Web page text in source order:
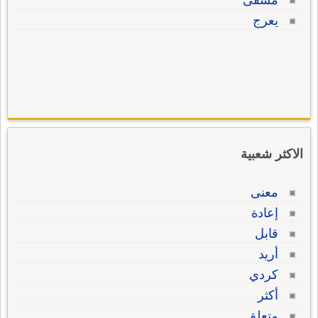
يعرج
الاكثر شعبية
معنى
إعادة
قابل
أريد
كردي
أكثر